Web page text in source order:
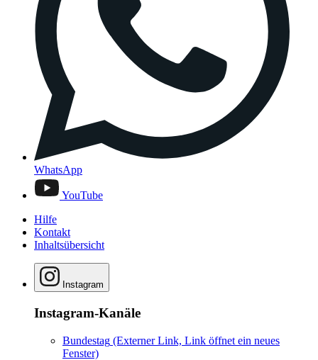
WhatsApp
YouTube
Hilfe
Kontakt
Inhaltsübersicht
Instagram
Instagram-Kanäle
Bundestag (Externer Link, Link öffnet ein neues
Fenster)